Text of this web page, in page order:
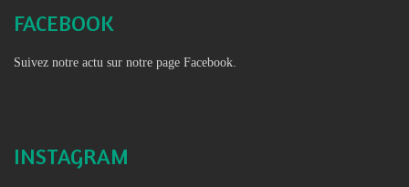
FACEBOOK
Suivez notre actu sur notre page Facebook.
INSTAGRAM